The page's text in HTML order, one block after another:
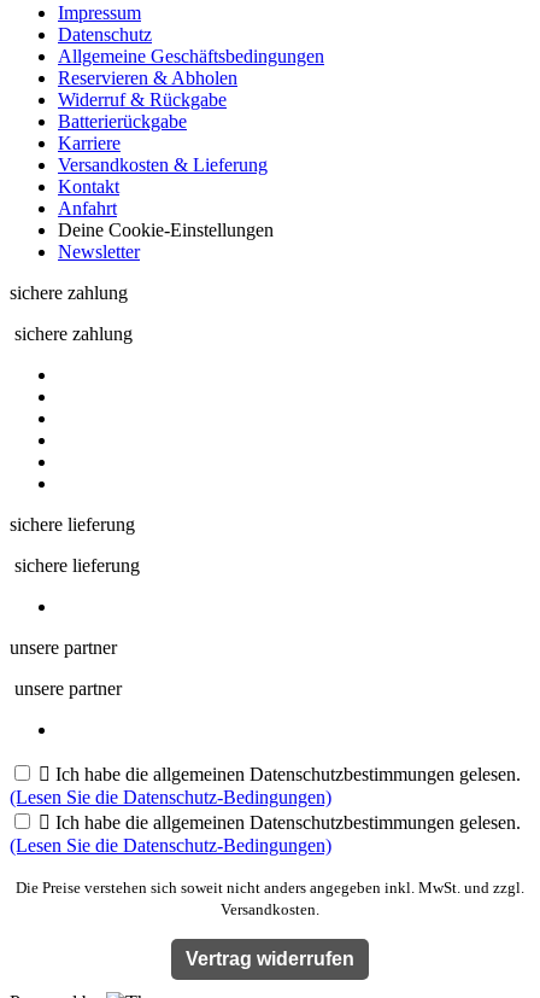
Impressum
Datenschutz
Allgemeine Geschäftsbedingungen
Reservieren & Abholen
Widerruf & Rückgabe
Batterierückgabe
Karriere
Versandkosten & Lieferung
Kontakt
Anfahrt
Deine Cookie-Einstellungen
Newsletter
sichere zahlung
sichere zahlung
sichere lieferung
sichere lieferung
unsere partner
unsere partner
 Ich habe die allgemeinen Datenschutzbestimmungen gelesen.
(Lesen Sie die Datenschutz-Bedingungen)
 Ich habe die allgemeinen Datenschutzbestimmungen gelesen.
(Lesen Sie die Datenschutz-Bedingungen)
Die Preise verstehen sich soweit nicht anders angegeben inkl. MwSt. und zzgl.
Versandkosten.
Vertrag widerrufen